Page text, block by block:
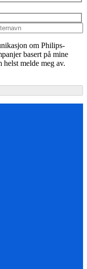
om Philips-
basert på mine
helst melde meg av.